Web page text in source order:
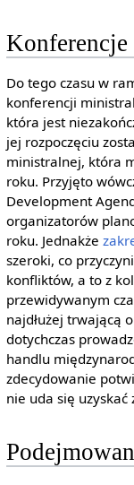
Do tego czasu w
konferencji
która jest
jej rozpoczęciu
ministralnej, która
roku. Przyjęto
Development
organizatorów
roku. Jednakże
szeroki, co
konfliktów, a to z
przewidywanym
najdłużej trwającą
dotychczas
handlu
zdecydowanie
nie uda się